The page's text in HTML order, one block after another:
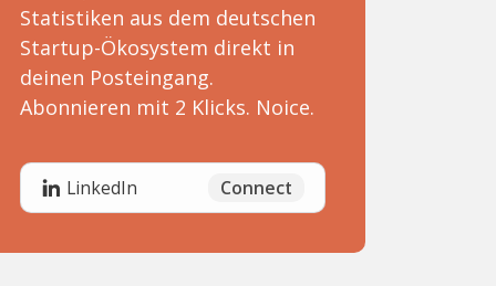
Statistiken aus dem deutschen
Startup-Ökosystem direkt in
deinen Posteingang.
Abonnieren mit 2 Klicks. Noice.
LinkedIn Connect